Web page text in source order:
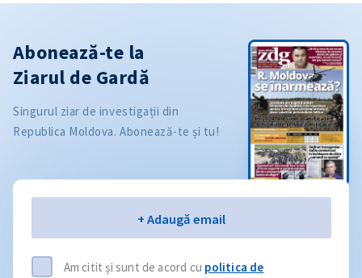
Abonează-te la
Ziarul de Gardă
Singurul ziar de investigații din
Republica Moldova. Abonează-te și tu!
+ Adaugă email
Am citit și sunt de acord cu politica de